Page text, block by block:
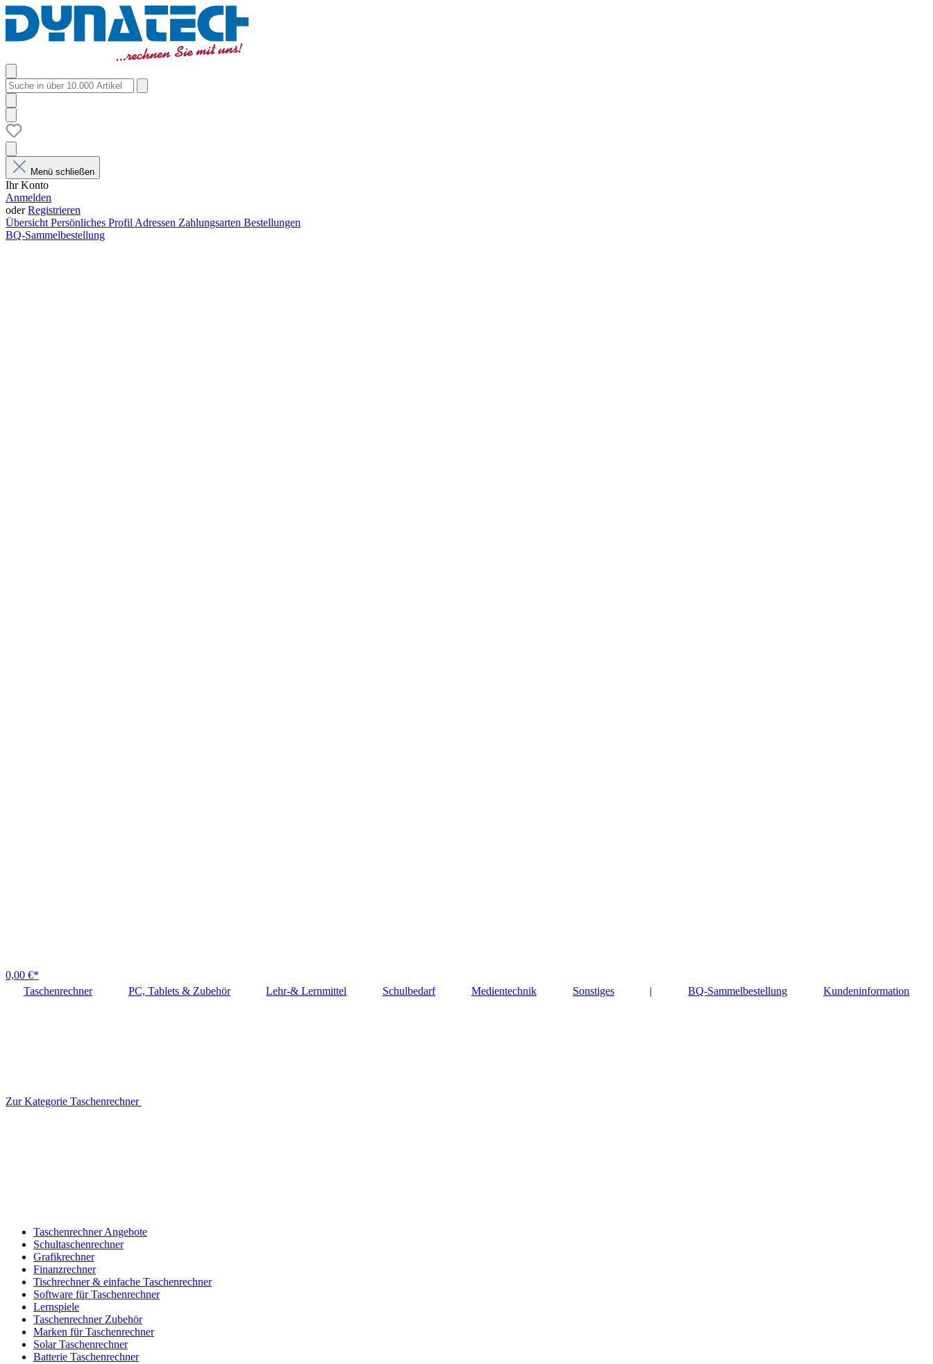
Menü schließen
Ihr Konto
Anmelden
oderRegistrieren
Übersicht Persönliches Profil Adressen Zahlungsarten Bestellungen
BQ-Sammelbestellung
0,00 €*
Taschenrechner
PC, Tablets & Zubehör Lehr-& Lernmittel Schulbedarf Medientechnik Sonstiges | BQ-Sammelbestellung Kundeninformation
Zur Kategorie Taschenrechner
Taschenrechner Angebote
Schultaschenrechner
Grafikrechner
Finanzrechner
Tischrechner & einfache Taschenrechner
Software für Taschenrechner
Lernspiele
Taschenrechner Zubehör
Marken für Taschenrechner
Solar Taschenrechner
Batterie Taschenrechner